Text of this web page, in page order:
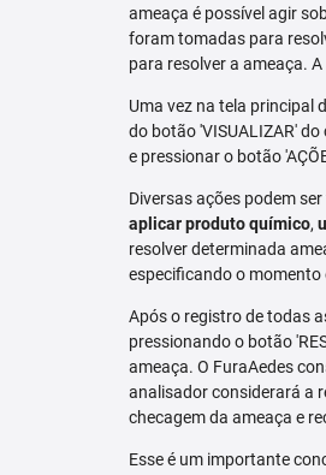
ameaça é possível agir
foram tomadas para
para resolver a ameaça.
Uma vez na tela principal
do botão 'VISUALIZAR'
e pressionar o botão
Diversas ações podem
aplicar produto químico,
resolver determinada
especificando o
Após o registro de todas
pressionando o botão
ameaça. O FuraAedes
analisador considerará a
checagem da ameaça e
Esse é um importante